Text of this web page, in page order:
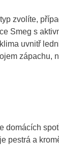
zvolíte,
Smeg s
uvnitř
zápachu,
domácích
pestrá a